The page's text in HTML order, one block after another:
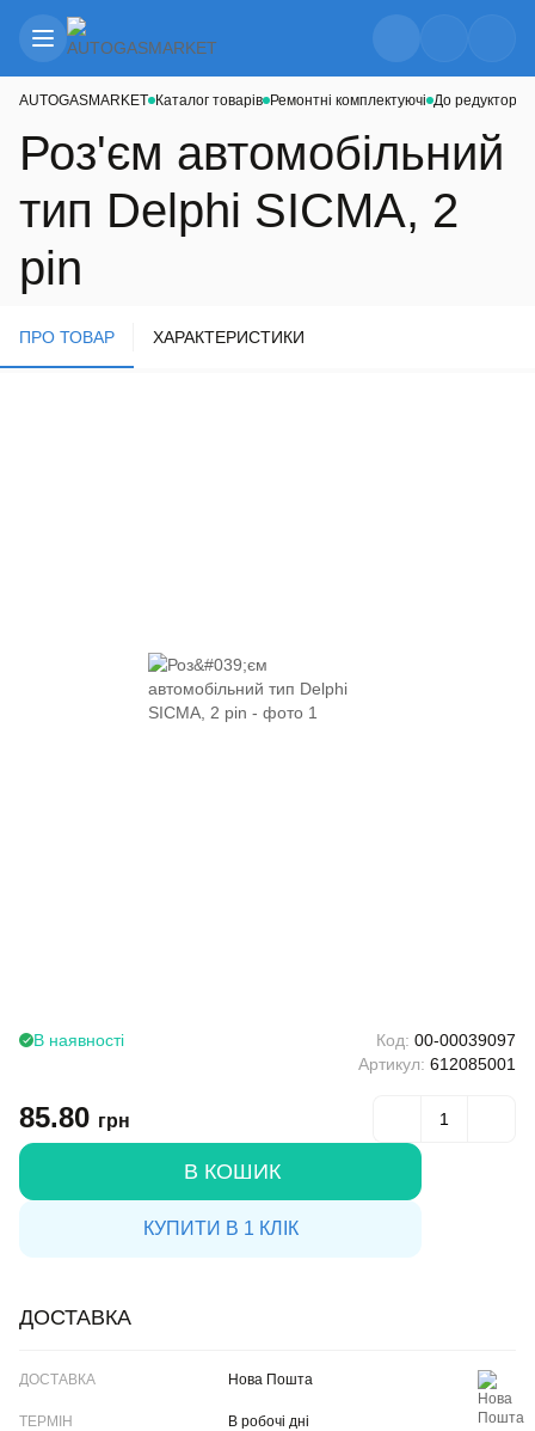
AUTOGASMARKET Каталог товарів Ремонтні комплектуючі До редукторів
Роз'єм автомобільний
тип Delphi SICMA, 2
pin
ПРО ТОВАР ХАРАКТЕРИСТИКИ
В наявності Код: 00-00039097
Артикул: 612085001
85.80 грн
В КОШИК
КУПИТИ В 1 КЛІК
ДОСТАВКА
ДОСТАВКА
ТЕРМІН
Нова Пошта
В робочі дні